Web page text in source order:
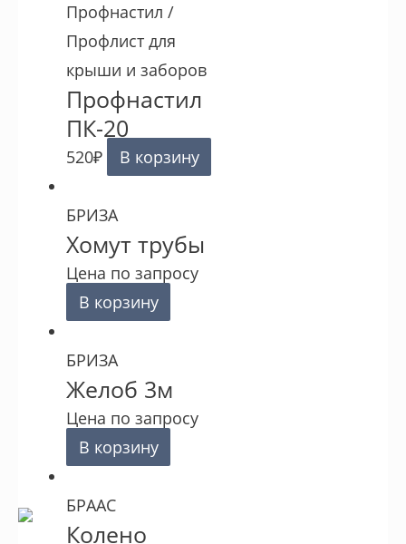
Профнастил /
Профлист для
крыши и заборов
Профнастил
ПК-20
520₽ В корзину
БРИЗА
Хомут трубы
Цена по запросу
В корзину
БРИЗА
Желоб 3м
Цена по запросу
В корзину
БРААС
Колено